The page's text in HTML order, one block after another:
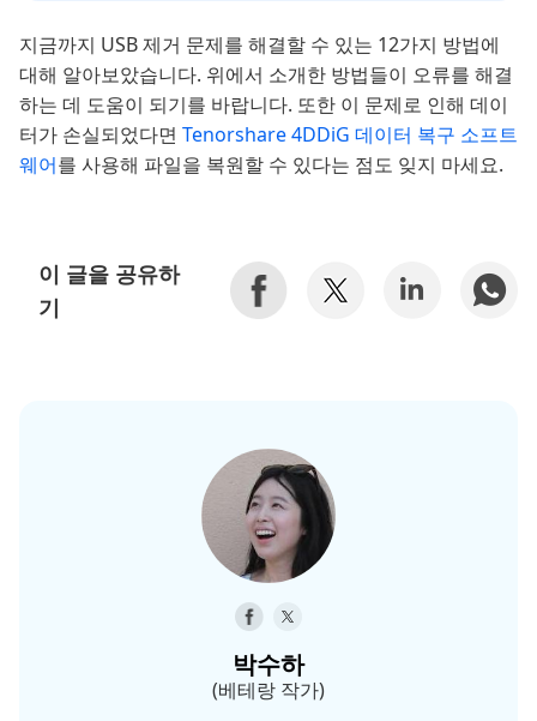
지금까지 USB 제거 문제를 해결할 수 있는 12가지 방법에
대해 알아보았습니다. 위에서 소개한 방법들이 오류를 해결
하는 데 도움이 되기를 바랍니다. 또한 이 문제로 인해 데이
터가 손실되었다면 Tenorshare 4DDiG 데이터 복구 소프트
웨어를 사용해 파일을 복원할 수 있다는 점도 잊지 마세요.
이 글을 공유하
기
박수하
(베테랑 작가)